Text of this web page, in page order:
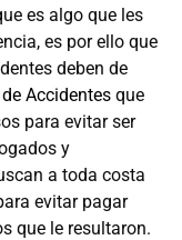
es algo que les
es por ello que
deben de
Accidentes que
para evitar ser
y
a toda costa
evitar pagar
que le resultaron.